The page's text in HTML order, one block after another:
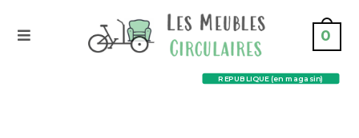
0
REPUBLIQUE (en magasin)